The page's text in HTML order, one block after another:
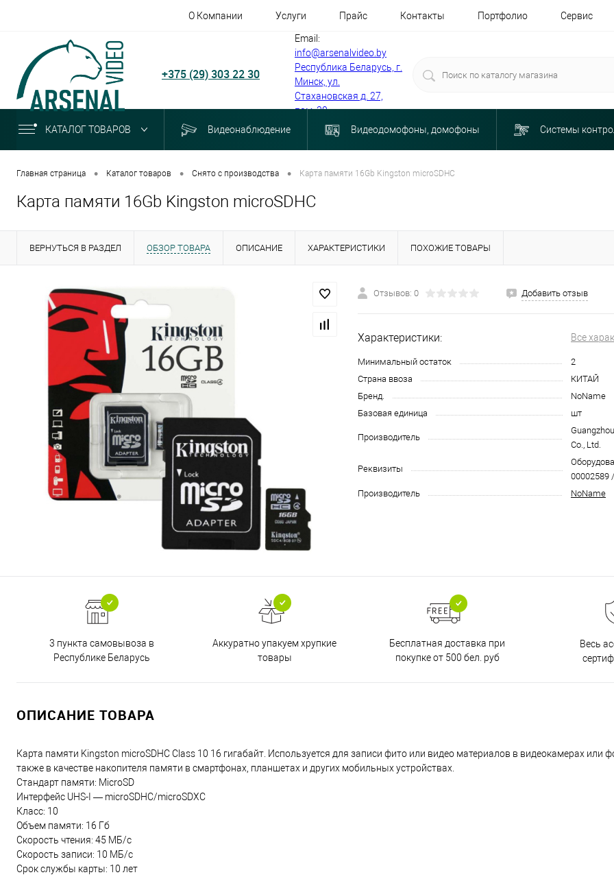
О Компании Услуги Прайс Контакты Портфолио Сервис
+375 (29) 303 22 30
Email:
info@arsenalvideo.by
Республика Беларусь, г.
Минск, ул.
Стахановская д. 27,
пом. 30
КАТАЛОГ ТОВАРОВ Видеонаблюдение Видеодомофоны, домофоны Системы
Главная страница • Каталог товаров • Снято с производства • Карта памяти 16Gb Kingston microSDHC
Карта памяти 16Gb Kingston microSDHC
ВЕРНУТЬСЯ В РАЗДЕЛ ОБЗОР ТОВАРА ОПИСАНИЕ ХАРАКТЕРИСТИКИ ПОХОЖИЕ ТОВАРЫ
Отзывов: 0 Добавить отзыв
Характеристики: Все
Минимальный остаток
2
Страна ввоза
КИТАЙ
Бренд.
NoName
Базовая единица
шт
Производитель
Co., Ltd.
Реквизиты
00002589
Производитель
NoName
3 пункта самовывоза в
Республике Беларусь
Аккуратно упакуем хрупкие
товары
Бесплатная доставка при
покупке от 500 бел. руб
Весь
ОПИСАНИЕ ТОВАРА
Карта памяти Kingston microSDHC Class 10 16 гигабайт. Используется для записи фито или видео материалов в видеокамерах или
также в качестве накопителя памяти в смартфонах, планшетах и других мобильных устройствах.
Стандарт памяти: MicroSD
Интерфейс UHS-I — microSDHC/microSDXC
Класс: 10
Объем памяти: 16 Гб
Скорость чтения: 45 МБ/с
Скорость записи: 10 МБ/с
Срок службы карты: 10 лет